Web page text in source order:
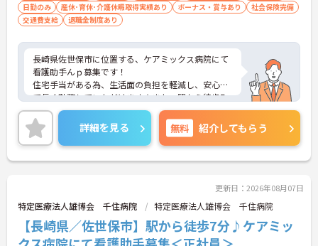
日勤のみ
産休･育休･介護休暇取得実績あり ボーナス・賞与あり
社会保険完備
交通費支給
退職金制度あり
長崎県佐世保市に位置する、ケアミックス病院にて
看護助手んｐ募集です！
住宅手当がある為、生活面の負担を軽減し、安心し
て長く勤務していただけます☆また、駅から徒歩7
分の立地なので、通勤らくらくです♪
ご興味のある方には、面接対策ポイントなど、さら
に詳細をお話しいたしますのでお気軽にご相談くだ
さい！
詳細を見る 無料 紹介してもらう
更新日：2026年08月07日
特定医療法人雄博会 千住病院 特定医療法人雄博会 千住病院
【長崎県／佐世保市】駅から徒歩7分♪ケアミッ